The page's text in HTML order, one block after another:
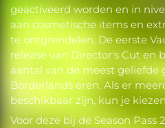
geactiveerd worden en in
aan cosmetische items en
te ontgrendelen. De eerste
release van Director's Cut en
aantal van de meest geliefde
Borderlands eren. Als er
beschikbaar zijn, kun je
Voor deze bij de Season